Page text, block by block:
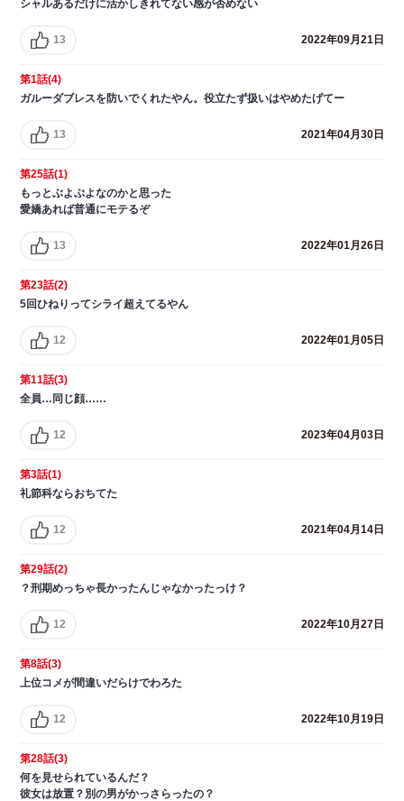
シャルあるだけに活かしきれてない感が否めない
13 2022年09月21日
第1話(4)
ガルーダブレスを防いでくれたやん。役立たず扱いはやめたげてー
13 2021年04月30日
第25話(1)
もっとぶよぶよなのかと思った
愛嬌あれば普通にモテるぞ
13 2022年01月26日
第23話(2)
5回ひねりってシライ超えてるやん
12 2022年01月05日
第11話(3)
全員…同じ顔……
12 2023年04月03日
第3話(1)
礼節科ならおちてた
12 2021年04月14日
第29話(2)
？刑期めっちゃ長かったんじゃなかったっけ？
12 2022年10月27日
第8話(3)
上位コメが間違いだらけでわろた
12 2022年10月19日
第28話(3)
何を見せられているんだ？
彼女は放置？別の男がかっさらったの？